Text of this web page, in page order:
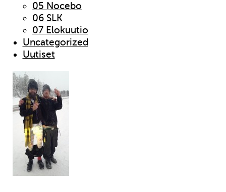
05 Nocebo
06 SLK
07 Elokuutio
Uncategorized
Uutiset